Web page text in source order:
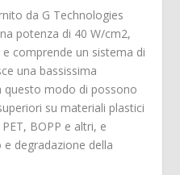
da G Technologies
potenza di 40 W/cm2,
comprende un sistema di
una bassissima
questo modo di possono
su materiali plastici
BOPP e altri, e
degradazione della